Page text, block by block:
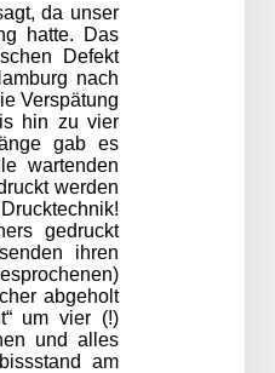
da unser
hatte. Das
Defekt
nach
Verspätung
hin zu vier
gab es
wartenden
werden
gedruckt
ihren
abgeholt
um vier (!)
und alles
am